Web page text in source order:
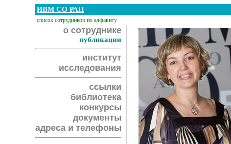
ИВМ СО РАН
список сотрудников по алфавиту
о сотруднике
публикации
институт
исследования
ссылки
библиотека
конкурсы
документы
адреса и телефоны